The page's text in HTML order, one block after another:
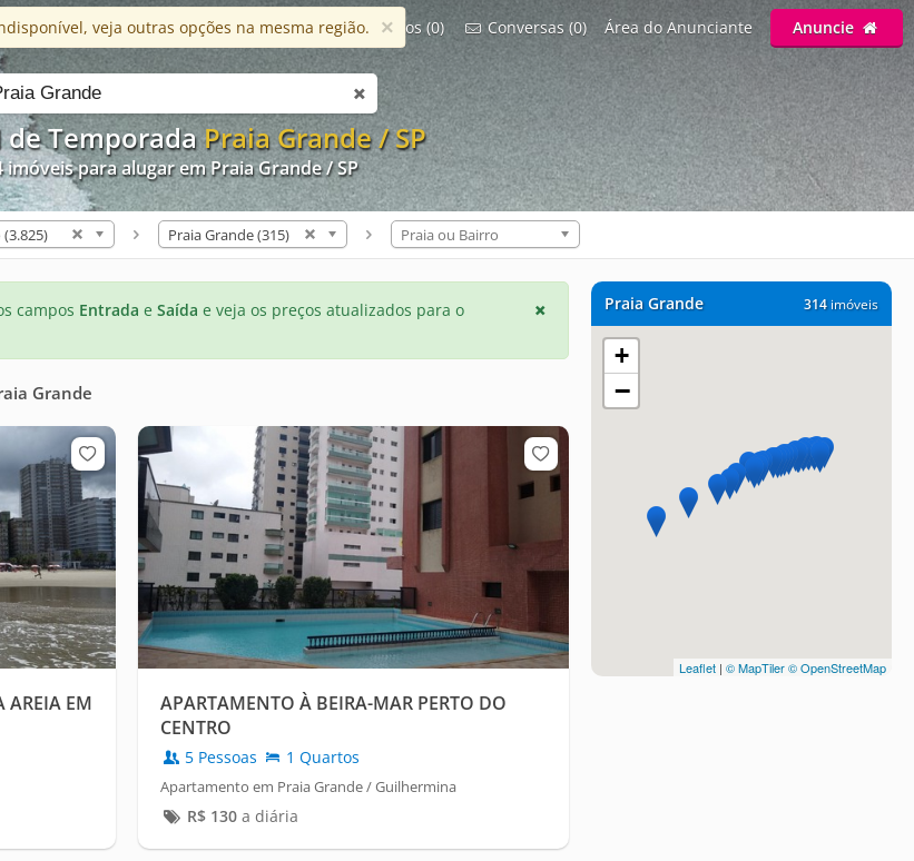
de TemporadaPraia Grande / SP
imóveis para alugar em Praia Grande / SP
Ajuda Apps Blog Favoritos (0) Conversas (0) Área do Anunciante Anuncie
veja outras opções na mesma região. ×
Praia Grande (315) Praia ou Bairro
314imóveis
Praia Grande
+
−
Leaflet | © MapTiler© OpenStreetMap
campos Entrada e Saída e veja os preços atualizados para o
Grande
AREIA EM
APARTAMENTO À BEIRA-MAR PERTO DO
CENTRO
5 Pessoas 1 Quartos
Apartamento em Praia Grande / Guilhermina
R$ 130a diária